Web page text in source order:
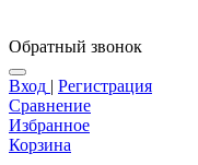
Обратный звонок
Вход | Регистрация
Сравнение
Избранное
Корзина